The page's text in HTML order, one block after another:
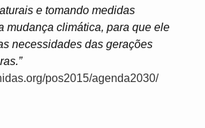
e tomando medidas
mudança climática, para que ele
necessidades das gerações
pos2015/agenda2030/